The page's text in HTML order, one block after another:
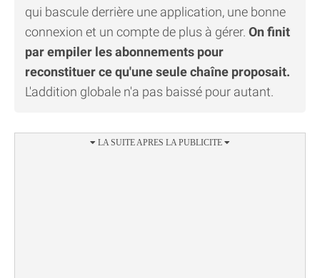
qui bascule derrière une application, une bonne
connexion et un compte de plus à gérer. On finit
par empiler les abonnements pour
reconstituer ce qu'une seule chaîne proposait.
L'addition globale n'a pas baissé pour autant.